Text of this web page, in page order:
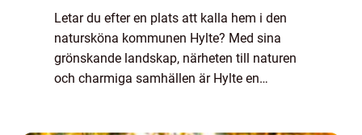
Letar du efter en plats att kalla hem i den
natursköna kommunen Hylte? Med sina
grönskande landskap, närheten till naturen
och charmiga samhällen är Hylte en